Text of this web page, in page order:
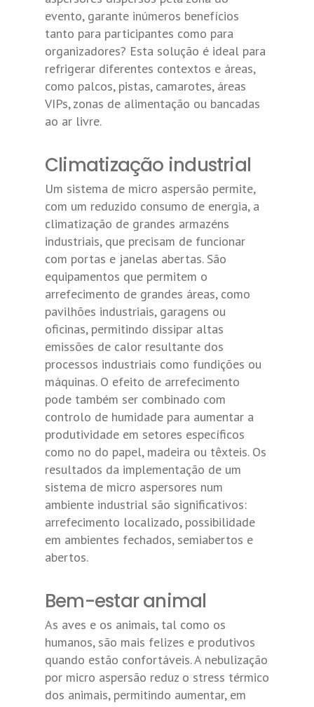
evento, garante inúmeros benefícios
tanto para participantes como para
organizadores? Esta solução é ideal para
refrigerar diferentes contextos e áreas,
como palcos, pistas, camarotes, áreas
VIPs, zonas de alimentação ou bancadas
ao ar livre.
Climatização industrial
Um sistema de micro aspersão permite,
com um reduzido consumo de energia, a
climatização de grandes armazéns
industriais, que precisam de funcionar
com portas e janelas abertas. São
equipamentos que permitem o
arrefecimento de grandes áreas, como
pavilhões industriais, garagens ou
oficinas, permitindo dissipar altas
emissões de calor resultante dos
processos industriais como fundições ou
máquinas. O efeito de arrefecimento
pode também ser combinado com
controlo de humidade para aumentar a
produtividade em setores específicos
como no do papel, madeira ou têxteis. Os
resultados da implementação de um
sistema de micro aspersores num
ambiente industrial são significativos:
arrefecimento localizado, possibilidade
em ambientes fechados, semiabertos e
abertos.
Bem-estar animal
As aves e os animais, tal como os
humanos, são mais felizes e produtivos
quando estão confortáveis. A nebulização
por micro aspersão reduz o stress térmico
dos animais, permitindo aumentar, em